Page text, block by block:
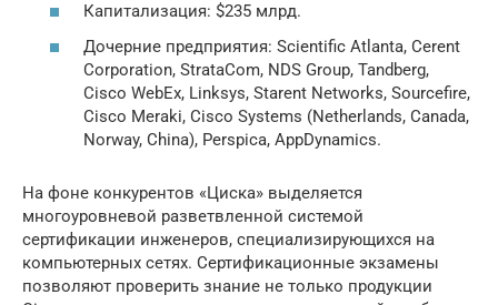
Капитализация: $235 млрд.
Дочерние предприятия: Scientific Atlanta, Cerent
Corporation, StrataCom, NDS Group, Tandberg,
Cisco WebEx, Linksys, Starent Networks, Sourcefire,
Cisco Meraki, Cisco Systems (Netherlands, Canada,
Norway, China), Perspica, AppDynamics.
На фоне конкурентов «Циска» выделяется
многоуровневой разветвленной системой
сертификации инженеров, специализирующихся на
компьютерных сетях. Сертификационные экзамены
позволяют проверить знание не только продукции